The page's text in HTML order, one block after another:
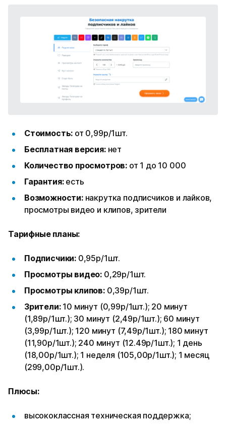
Стоимость: от 0,99р/1шт.
Бесплатная версия: нет
Количество просмотров: от 1 до 10 000
Гарантия: есть
Возможности: накрутка подписчиков и лайков,
просмотры видео и клипов, зрители
Тарифные планы:
Подписчики: 0,95р/1шт.
Просмотры видео: 0,29р/1шт.
Просмотры клипов: 0,39р/1шт.
Зрители: 10 минут (0,99р/1шт.); 20 минут
(1,89р/1шт.); 30 минут (2,49р/1шт.); 60 минут
(3,99р/1шт.); 120 минут (7,49р/1шт.); 180 минут
(11,90р/1шт.); 240 минут (12.49р/1шт.); 1 день
(18,00р/1шт.); 1 неделя (105,00р/1шт.); 1 месяц
(299,00р/1шт.).
Плюсы:
высококлассная техническая поддержка;